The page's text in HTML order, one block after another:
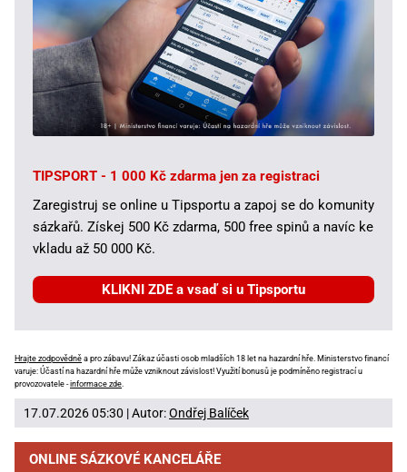
TIPSPORT - 1 000 Kč zdarma jen za registraci
Zaregistruj se online u Tipsportu a zapoj se do komunity
sázkařů. Získej 500 Kč zdarma, 500 free spinů a navíc ke
vkladu až 50 000 Kč.
KLIKNI ZDE a vsaď si u Tipsportu
Hrajte zodpovědně a pro zábavu! Zákaz účasti osob mladších 18 let na hazardní hře. Ministerstvo financí
varuje: Účastí na hazardní hře může vzniknout závislost! Využití bonusů je podmíněno registrací u
provozovatele -informace zde.
17.07.2026 05:30 | Autor:Ondřej Balíček
ONLINE SÁZKOVÉ KANCELÁŘE